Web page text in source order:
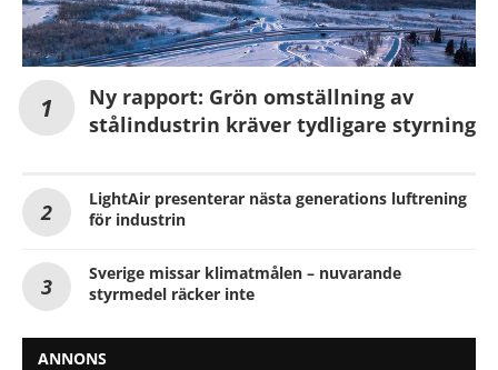
Ny rapport: Grön omställning av
stålindustrin kräver tydligare styrning
LightAir presenterar nästa generations luftrening
för industrin
Sverige missar klimatmålen – nuvarande
styrmedel räcker inte
ANNONS